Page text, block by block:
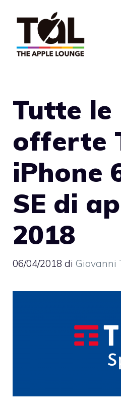
contenuto
Tutte le
offerte
iPhone
SE di
2018
06/04/2018 di Giovanni